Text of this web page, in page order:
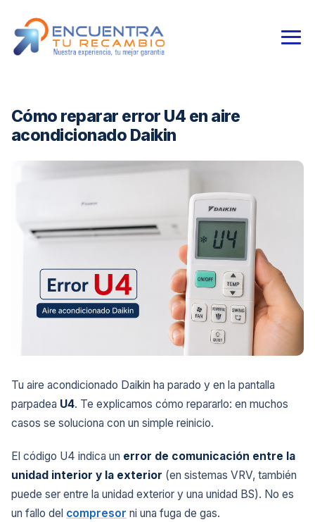
Cómo reparar error U4 en aire
acondicionado Daikin
Tu aire acondicionado Daikin ha parado y en la pantalla
parpadea U4. Te explicamos cómo repararlo: en muchos
casos se soluciona con un simple reinicio.
El código U4 indica un error de comunicación entre la
unidad interior y la exterior (en sistemas VRV, también
puede ser entre la unidad exterior y una unidad BS). No es
un fallo del compresor ni una fuga de gas.